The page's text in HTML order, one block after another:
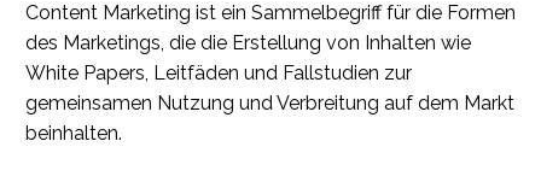
Content Marketing ist ein Sammelbegriff für die Formen
des Marketings, die die Erstellung von Inhalten wie
White Papers, Leitfäden und Fallstudien zur
gemeinsamen Nutzung und Verbreitung auf dem Markt
beinhalten.